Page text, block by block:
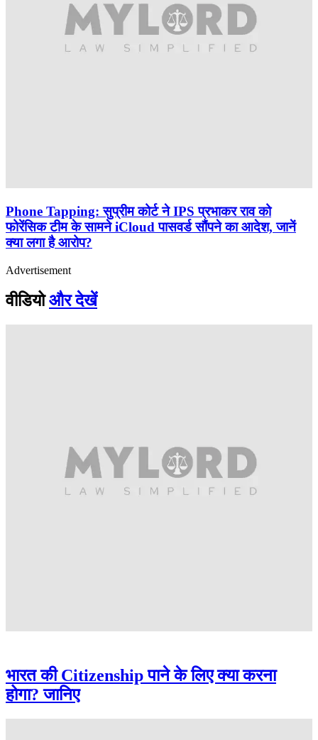
Phone Tapping: सुप्रीम कोर्ट ने IPS प्रभाकर राव को
फोरेंसिक टीम के सामने iCloud पासवर्ड सौंपने का आदेश, जानें
क्या लगा है आरोप?
Advertisement
वीडियोऔर देखें
भारत की Citizenship पाने के लिए क्या करना
होगा? जानिए